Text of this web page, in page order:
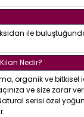
ile
Nedir?
organik ve bitkisel
ve size zarar
serisi özel